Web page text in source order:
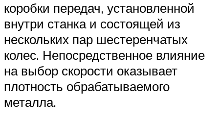
коробки передач, установленной
внутри станка и состоящей из
нескольких пар шестеренчатых
колес. Непосредственное влияние
на выбор скорости оказывает
плотность обрабатываемого
металла.